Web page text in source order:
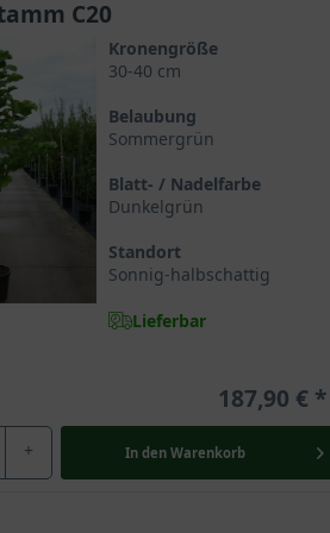
dient zudem im Bereich der
bereits im 7. Jahrhundert in
und repräsentiert Werte wie Anmut,
C20
Kronengröße
30-40 cm
Belaubung
Sommergrün
Blatt- / Nadelfarbe
Dunkelgrün
Standort
Sonnig-halbschattig
Lieferbar
187,90 €
+ In den Warenkorb